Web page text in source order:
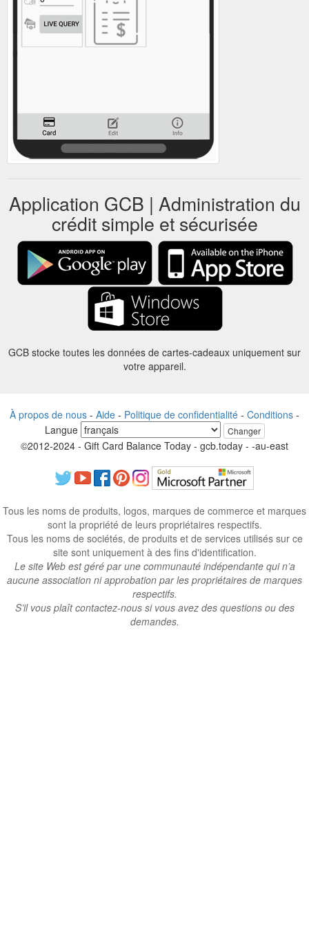
Application GCB | Administration du
crédit simple et sécurisée
GCB stocke toutes les données de cartes-cadeaux uniquement sur
votre appareil.
À propos de nous - Aide - Politique de confidentialité - Conditions -
Langue
Changer
©2012-2024 - Gift Card Balance Today - gcb.today - -au-east
Tous les noms de produits, logos, marques de commerce et marques
sont la propriété de leurs propriétaires respectifs.
Tous les noms de sociétés, de produits et de services utilisés sur ce
site sont uniquement à des fins d'identification.
Le site Web est géré par une communauté indépendante qui n’a
aucune association ni approbation par les propriétaires de marques
respectifs.
S’il vous plaît contactez-nous si vous avez des questions ou des
demandes.